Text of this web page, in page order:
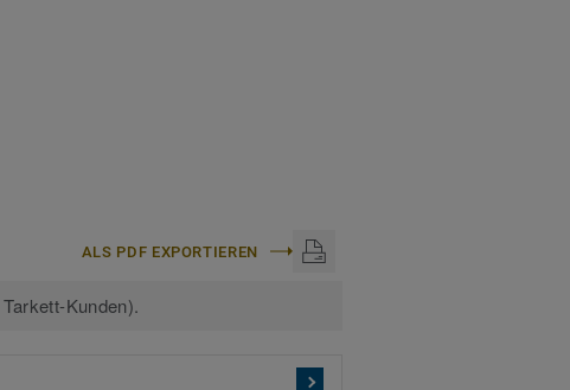
ALS PDF EXPORTIEREN
Kunden).